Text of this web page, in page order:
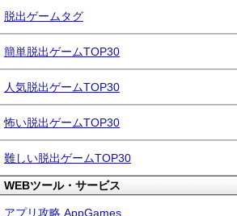
脱出ゲームタグ
簡単脱出ゲームTOP30
人気脱出ゲームTOP30
怖い脱出ゲームTOP30
難しい脱出ゲームTOP30
WEBツール・サービス
アプリ攻略 AppGames